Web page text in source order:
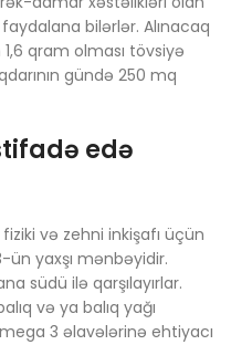
bilərlər. Alınacaq
qram olması tövsiyə
gündə 250 mq
edə
və zehni inkişafı üçün
yaxşı mənbəyidir.
südü ilə qarşılayırlar.
və ya balıq yağı
3 əlavələrinə ehtiyacı